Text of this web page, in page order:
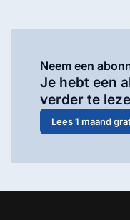
Neem een
Je hebt een
verder te
Lees 1 maand